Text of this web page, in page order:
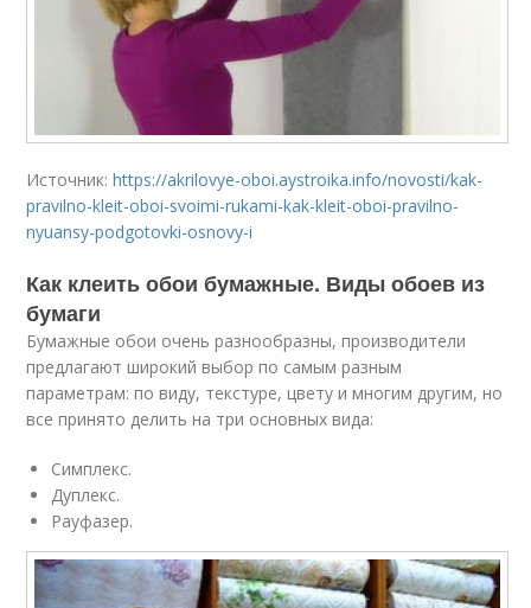
Источник:https://akrilovye-oboi.aystroika.info/novosti/kak-
pravilno-kleit-oboi-svoimi-rukami-kak-kleit-oboi-pravilno-
nyuansy-podgotovki-osnovy-i
Как клеить обои бумажные. Виды обоев из
бумаги
Бумажные обои очень разнообразны, производители
предлагают широкий выбор по самым разным
параметрам: по виду, текстуре, цвету и многим другим, но
все принято делить на три основных вида:
Симплекс.
Дуплекс.
Рауфазер.